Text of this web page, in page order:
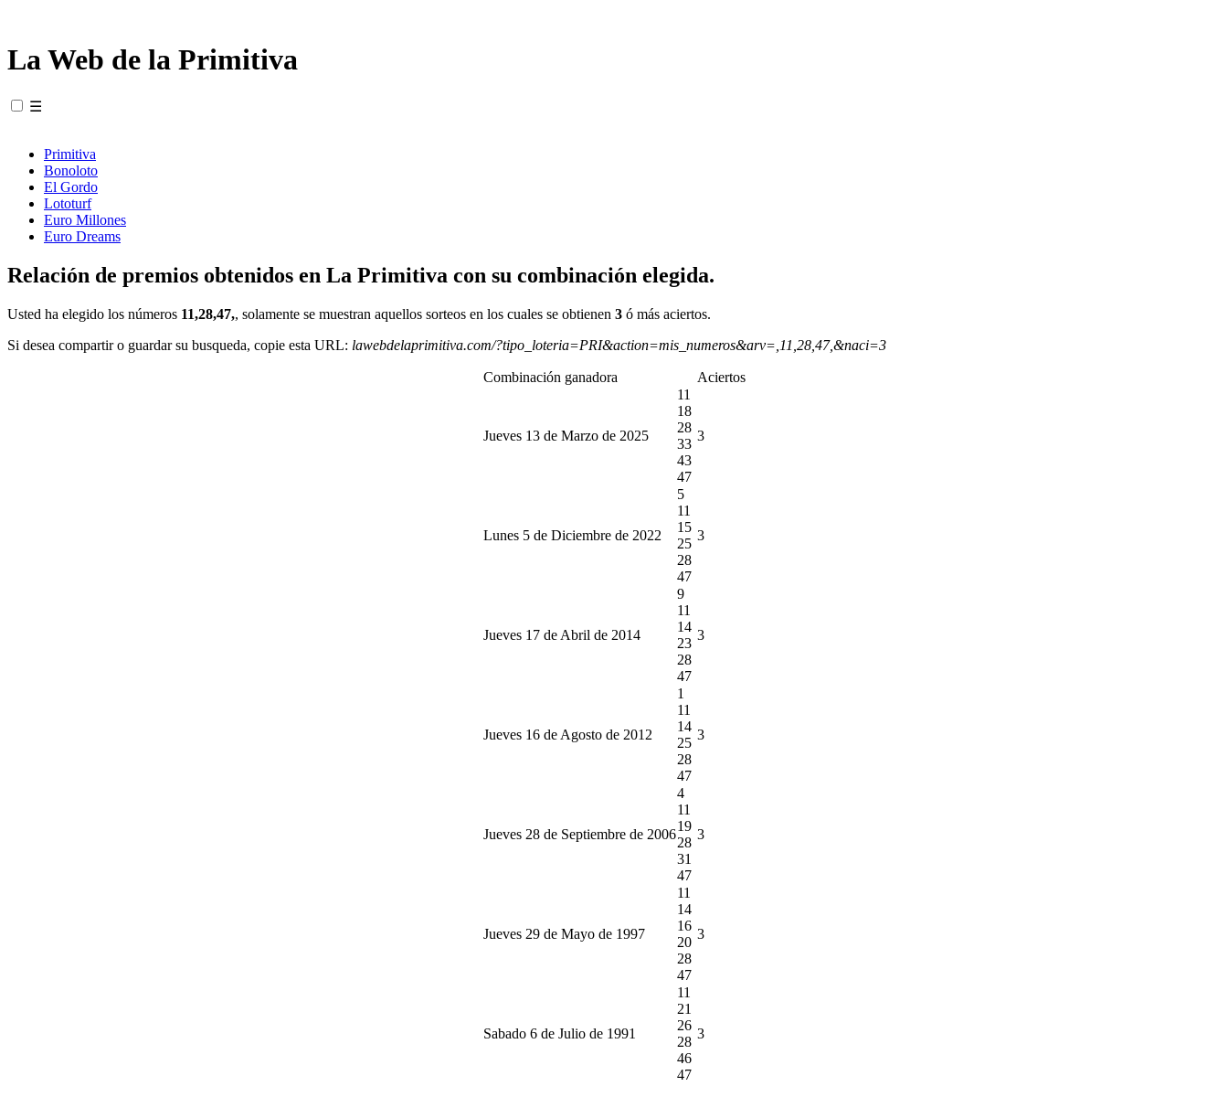
La Web de la Primitiva
☰
Primitiva
Bonoloto
El Gordo
Lototurf
Euro Millones
Euro Dreams
Relación de premios obtenidos en La Primitiva con su combinación elegida.
Usted ha elegido los números 11,28,47,, solamente se muestran aquellos sorteos en los cuales se obtienen 3 ó más aciertos.
Si desea compartir o guardar su busqueda, copie esta URL: lawebdelaprimitiva.com/?tipo_loteria=PRI&action=mis_numeros&arv=,11,28,47,&naci=3
Combinación ganadora Aciertos
Jueves 13 de Marzo de 2025
11
18
28
33
43
47
3
Lunes 5 de Diciembre de 2022
5
11
15
25
28
47
3
Jueves 17 de Abril de 2014
9
11
14
23
28
47
3
Jueves 16 de Agosto de 2012
1
11
14
25
28
47
3
Jueves 28 de Septiembre de 2006
4
11
19
28
31
47
3
Jueves 29 de Mayo de 1997
11
14
16
20
28
47
3
Sabado 6 de Julio de 1991
11
21
26
28
46
47
3